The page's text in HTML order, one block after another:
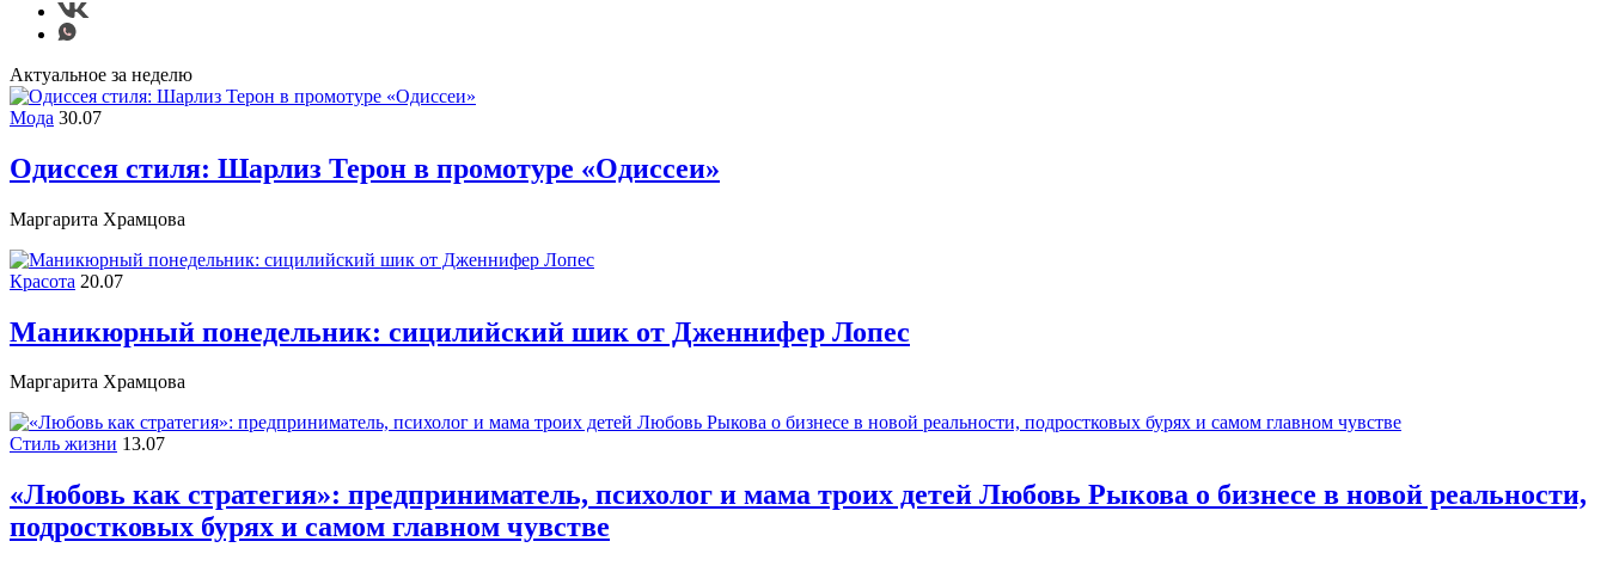
Актуальное за неделю
Мода 30.07
Одиссея стиля: Шарлиз Терон в промотуре «Одиссеи»
Маргарита Храмцова
Красота 20.07
Маникюрный понедельник: сицилийский шик от Дженнифер Лопес
Маргарита Храмцова
Стиль жизни 13.07
«Любовь как стратегия»: предприниматель, психолог и мама троих детей Любовь Рыкова о бизнесе в новой реальности,
подростковых бурях и самом главном чувстве